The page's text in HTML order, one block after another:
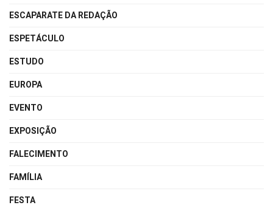
ESCAPARATE DA REDAÇÃO
ESPETÁCULO
ESTUDO
EUROPA
EVENTO
EXPOSIÇÃO
FALECIMENTO
FAMÍLIA
FESTA